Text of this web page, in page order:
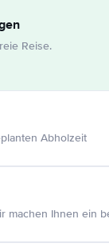
Reise.
Abholzeit
machen Ihnen ein